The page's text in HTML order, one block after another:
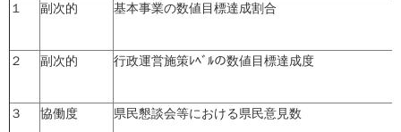
１ 副次的 基本事業の数値目標達成割合
２ 副次的 行政運営施策ﾚﾍﾞﾙの数値目標達成度
３ 協働度 県民懇談会等における県民意見数